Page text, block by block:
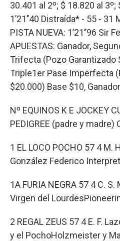
30.401 al 2º; $ 18.820 al 3º;
1’21’’40 Distraída* - 55 - 31
PISTA NUEVA: 1’21’’96 Sir
APUESTAS: Ganador,
Trifecta (Pozo Garantizado
Triple1er Pase Imperfecta
$20.000) Base $10,
Nº EQUINOS K E JOCKEY
PEDIGREE (padre y madre)
1 EL LOCO POCHO 57 4 M.
González Federico
1A FURIA NEGRA 57 4 C.
Virgen del
2 REGAL ZEUS 57 4 E. F.
y el PochoHolzmeister y